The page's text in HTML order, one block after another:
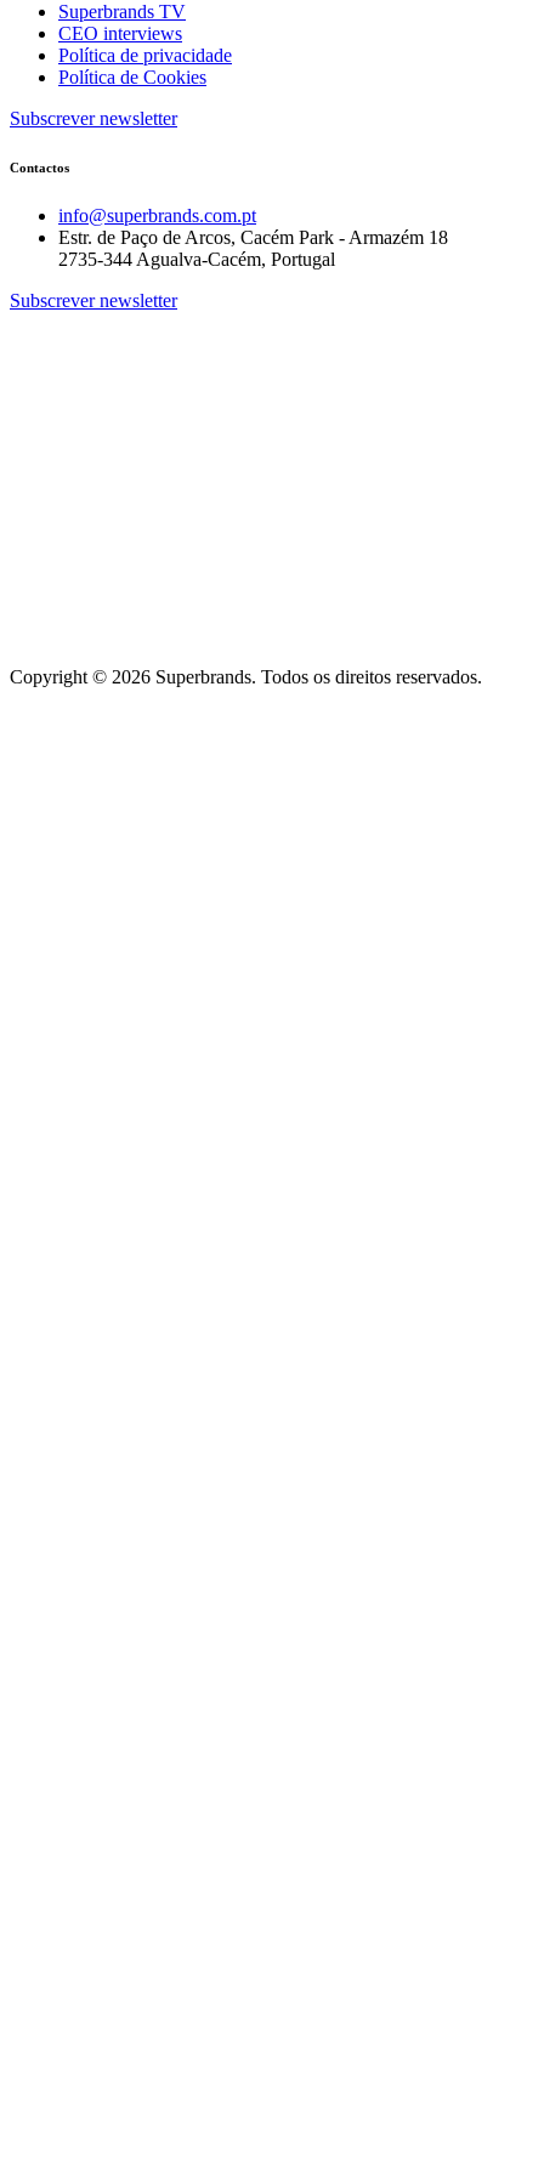
Superbrands TV
CEO interviews
Política de privacidade
Política de Cookies
Subscrever newsletter
Contactos
info@superbrands.com.pt
Estr. de Paço de Arcos, Cacém Park - Armazém 18
2735-344 Agualva-Cacém, Portugal
Subscrever newsletter
Copyright © 2026 Superbrands. Todos os direitos reservados.